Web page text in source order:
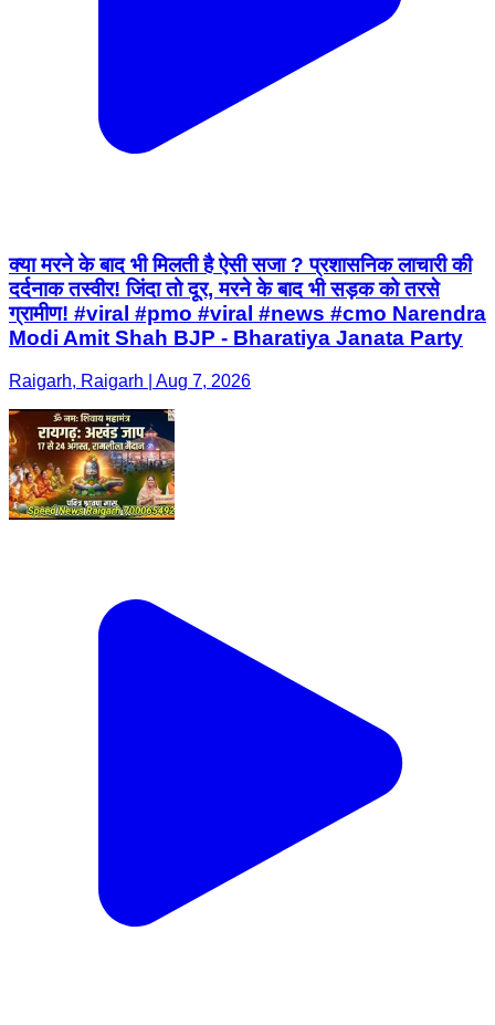
क्या मरने के बाद भी मिलती है ऐसी सजा ? प्रशासनिक लाचारी की
दर्दनाक तस्वीर! जिंदा तो दूर, मरने के बाद भी सड़क को तरसे
ग्रामीण! #viral #pmo #viral #news #cmo Narendra
Modi Amit Shah BJP - Bharatiya Janata Party
Raigarh, Raigarh | Aug 7, 2026